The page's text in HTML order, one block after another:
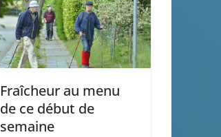
Fraîcheur au menu
de ce début de
semaine